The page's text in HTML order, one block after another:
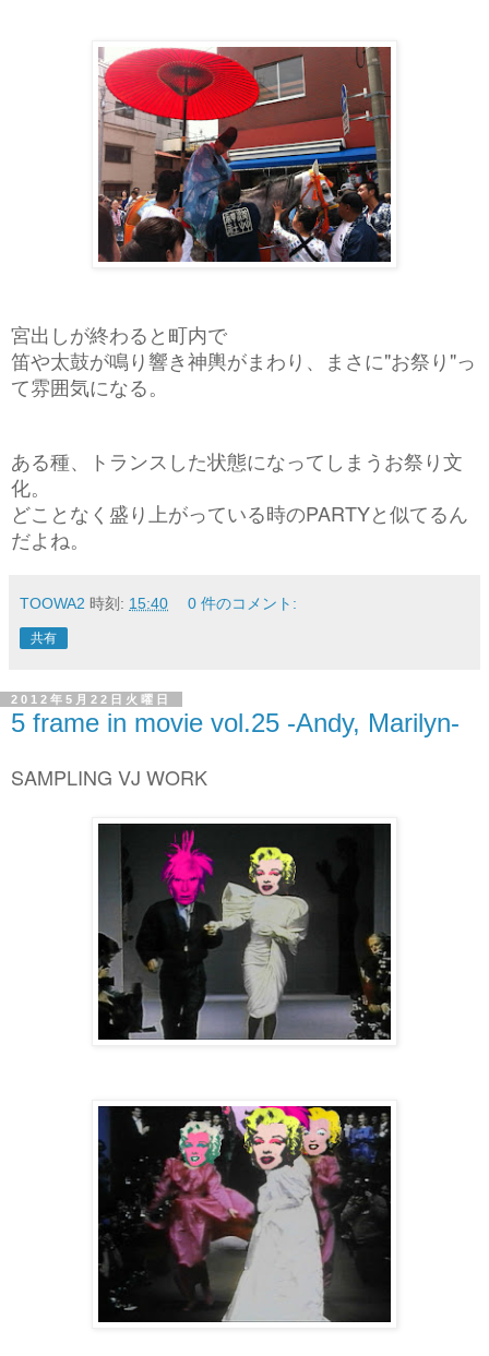
宮出しが終わると町内で
笛や太鼓が鳴り響き神輿がまわり、まさに"お祭り"っ
て雰囲気になる。
ある種、トランスした状態になってしまうお祭り文
化。
どことなく盛り上がっている時のPARTYと似てるん
だよね。
TOOWA2 時刻: 15:40 0 件のコメント:
共有
2012年5月22日火曜日
5 frame in movie vol.25 -Andy, Marilyn-
SAMPLING VJ WORK